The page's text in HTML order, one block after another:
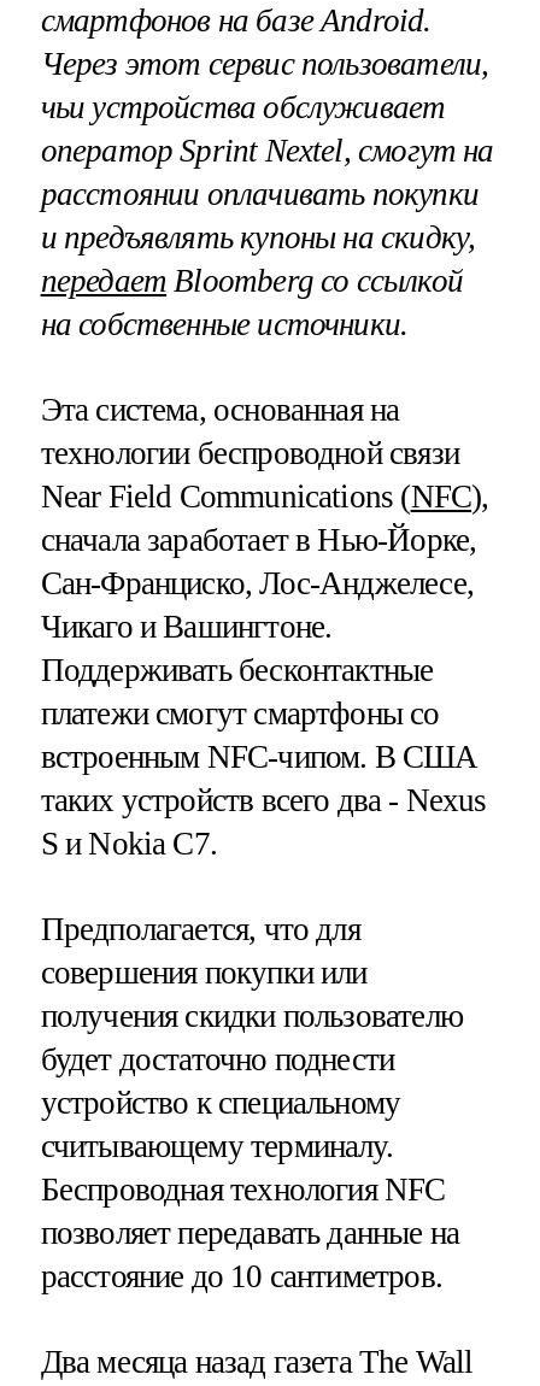
смартфонов на базеAndroid.
Через этот сервис пользователи,
чьи устройства обслуживает
операторSprint Nextel, смогут на
расстоянии оплачивать покупки
и предъявлять купоны на скидку,
передает Bloomberg со ссылкой
на собственные источники.
Эта система, основанная на
технологии беспроводной связи
Near Field Communications (NFC),
сначала заработает в Нью-Йорке,
Сан-Франциско, Лос-Анджелесе,
Чикаго и Вашингтоне.
Поддерживать бесконтактные
платежи смогут смартфоны со
встроенным NFC-чипом. В США
таких устройств всего два - Nexus
S и Nokia C7.
Предполагается, что для
совершения покупки или
получения скидки пользователю
будет достаточно поднести
устройство к специальному
считывающему терминалу.
Беспроводная технология NFC
позволяет передавать данные на
расстояние до 10 сантиметров.
Два месяца назад газета The Wall